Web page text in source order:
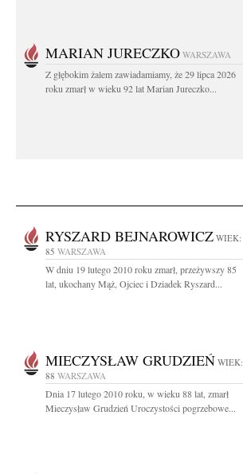
MARIAN JURECZKO WARSZAWA
Z głębokim żalem zawiadamiamy, że 29 lipca 2026
roku zmarł w wieku 92 lat Marian Jureczko...
RYSZARD BEJNAROWICZ WIEK:
85 WARSZAWA
W dniu 19 lutego 2010 roku zmarł, przeżywszy 85
lat, ukochany Mąż, Ojciec i Dziadek Ryszard...
MIECZYSŁAW GRUDZIEŃ WIEK:
88 WARSZAWA
Dnia 17 lutego 2010 roku, w wieku 88 lat, zmarł
Mieczysław Grudzień Uroczystości pogrzebowe...